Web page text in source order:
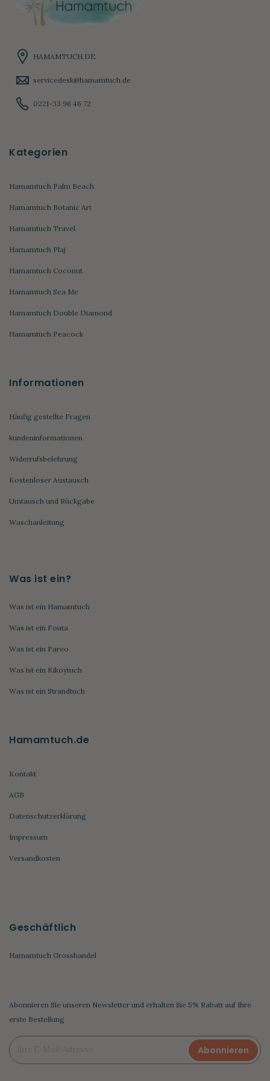
HAMAMTUCH.DE
servicedesk@hamamtuch.de
0221-33 96 46 72
Kategorien
Hamamtuch Palm Beach
Hamamtuch Botanic Art
Hamamtuch Travel
Hamamtuch Plaj
Hamamtuch Coconut
Hamamtuch Sea Me
Hamamtuch Double Diamond
Hamamtuch Peacock
Informationen
Häufig gestellte Fragen
kundeninformationen
Widerrufsbelehrung
Kostenloser Austausch
Umtausch und Rückgabe
Waschanleitung
Was ist ein?
Was ist ein Hamamtuch
Was ist ein Fouta
Was ist ein Pareo
Was ist ein Kikoytuch
Was ist ein Strandtuch
Hamamtuch.de
Kontakt
AGB
Datenschutzerklärung
Impressum
Versandkosten
Geschäftlich
Hamamtuch Grosshandel
Abonnieren Sie unseren Newsletter und erhalten Sie 5% Rabatt auf Ihre
erste Bestellung
Abonnieren